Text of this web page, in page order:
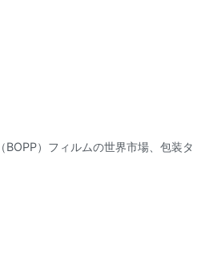
）フィルムの世界市場、包装タ